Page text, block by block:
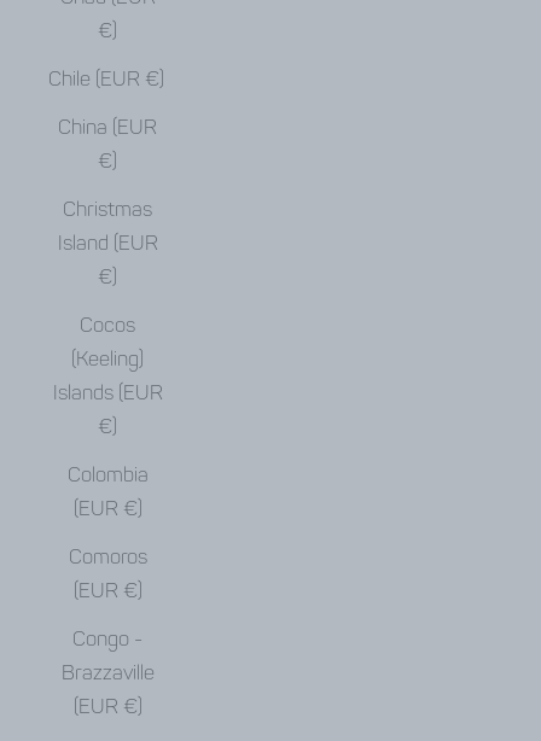
€)
Chile (EUR €)
China (EUR
€)
Christmas
Island (EUR
€)
Cocos
(Keeling)
Islands (EUR
€)
Colombia
(EUR €)
Comoros
(EUR €)
Congo -
Brazzaville
(EUR €)